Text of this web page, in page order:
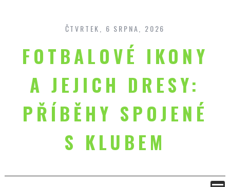
content
ČTVRTEK, 6 SRPNA, 2026
FOTBALOVÉ IKONY
A JEJICH DRESY:
PŘÍBĚHY SPOJENÉ
S KLUBEM